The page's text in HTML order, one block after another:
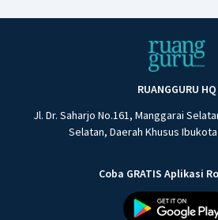
RUANGGURU HQ
Jl. Dr. Saharjo No.161, Manggarai
Selatan, Daerah Khusus
Coba GRATIS Aplikasi